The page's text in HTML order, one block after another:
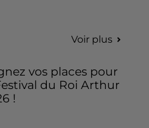
Voir plus
vos places pour
du Roi Arthur
!